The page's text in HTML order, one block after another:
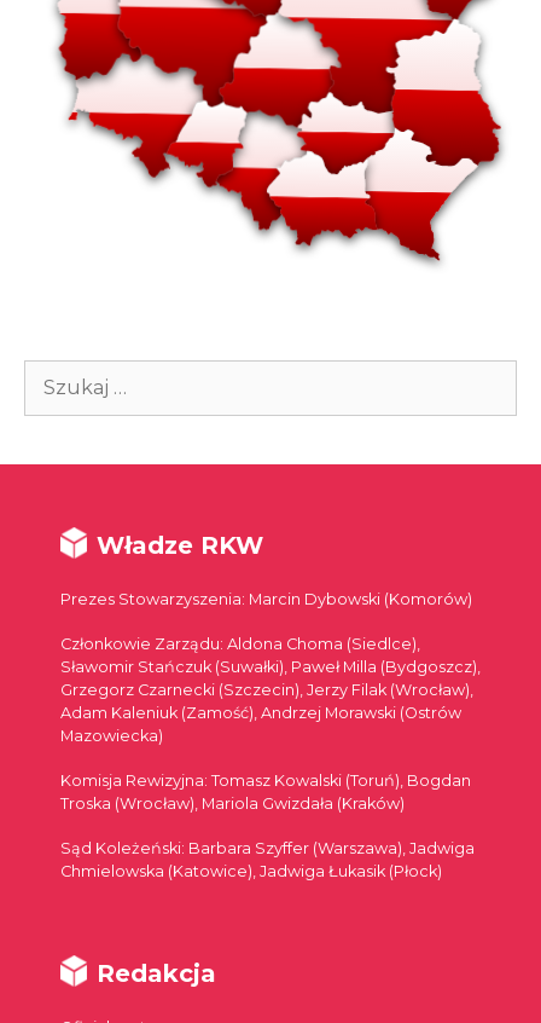
Szukaj:
Władze RKW
Prezes Stowarzyszenia: Marcin Dybowski (Komorów)
Członkowie Zarządu: Aldona Choma (Siedlce),
Sławomir Stańczuk (Suwałki), Paweł Milla (Bydgoszcz),
Grzegorz Czarnecki (Szczecin), Jerzy Filak (Wrocław),
Adam Kaleniuk (Zamość), Andrzej Morawski (Ostrów
Mazowiecka)
Komisja Rewizyjna: Tomasz Kowalski (Toruń), Bogdan
Troska (Wrocław), Mariola Gwizdała (Kraków)
Sąd Koleżeński: Barbara Szyffer (Warszawa), Jadwiga
Chmielowska (Katowice), Jadwiga Łukasik (Płock)
Redakcja